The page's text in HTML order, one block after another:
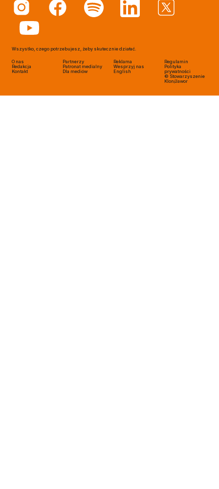
Wszystko, czego potrzebujesz, żeby skutecznie działać.
O nas
Redakcja
Kontakt
Partnerzy
Patronat medialny
Dla mediów
Reklama
Wesprzyj nas
English
Regulamin
Polityka
prywatności
© Stowarzyszenie
Klon/Jawor